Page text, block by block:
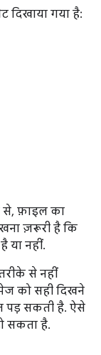
गया है:
से, फ़ाइल का
ज़रूरी है कि
या नहीं.
से नहीं
को सही दिखने
पड़ सकती है. ऐसे
सकता है.